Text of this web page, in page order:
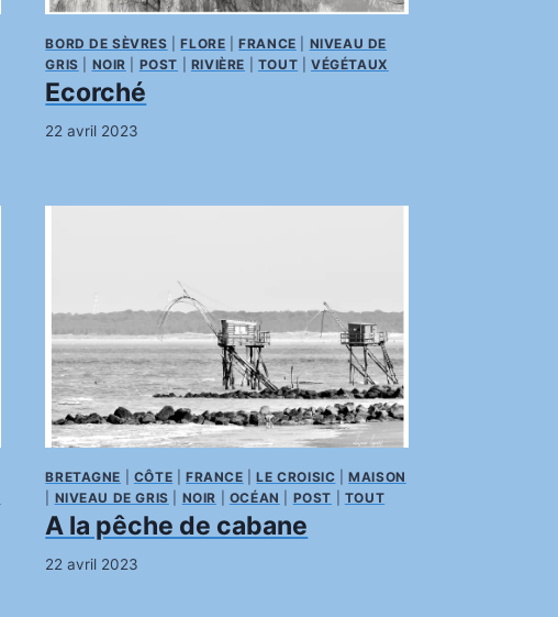
BORD DE SÈVRES |FLORE |FRANCE
NIVEAU DE
GRIS
NOIR POST RIVIÈRE TOUT |VÉGÉTAUX
Ecorché
22 avril 2023
BRETAGNE CÔTE |FRANCE |LE CROISIC |MAISON
NIVEAU DE GRIS NOIR OCÉAN POST TOUT
A la pêche de cabane
22 avril 2023